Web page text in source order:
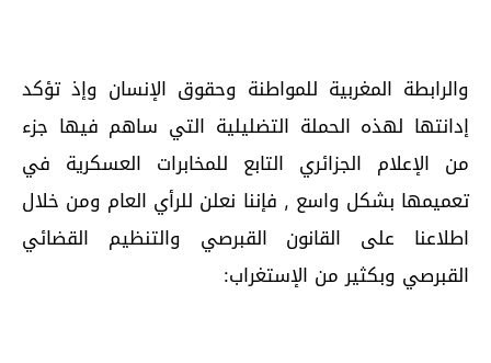
والرابطة المغربية للمواطنة وحقوق الإنسان وإذ تؤكد
إدانتها لهذه الحملة التضليلية التي ساهم فيها جزء
من الإعلام الجزائري التابع للمخابرات العسكرية في
تعميمها بشكل واسع , فإننا نعلن للرأي العام ومن خلال
اطلاعنا على القانون القبرصي والتنظيم القضائي
القبرصي وبكثير من الإستغراب: